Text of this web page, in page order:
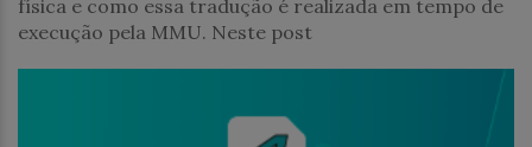
física e como essa tradução é realizada em tempo de
execução pela MMU. Neste post